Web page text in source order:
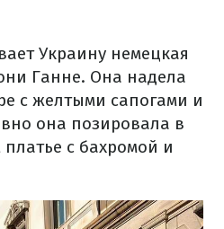
Украину немецкая
Ганне. Она надела
с желтыми сапогами и
она позировала в
с бахромой и